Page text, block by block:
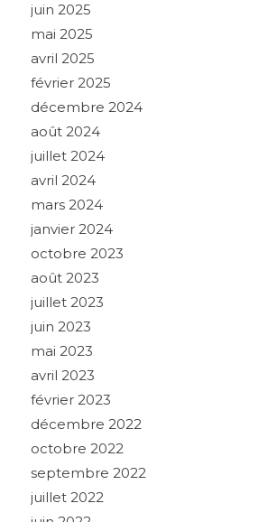
juin 2025
mai 2025
avril 2025
février 2025
décembre 2024
août 2024
juillet 2024
avril 2024
mars 2024
janvier 2024
octobre 2023
août 2023
juillet 2023
juin 2023
mai 2023
avril 2023
février 2023
décembre 2022
octobre 2022
septembre 2022
juillet 2022